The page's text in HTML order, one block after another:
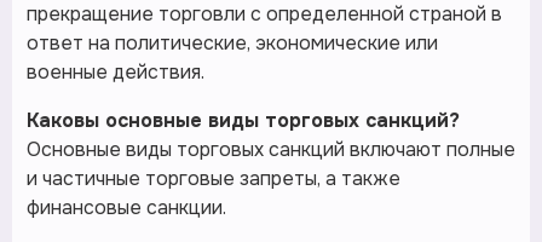
прекращение торговли с определенной страной в
ответ на политические, экономические или
военные действия.
Каковы основные виды торговых санкций?
Основные виды торговых санкций включают полные
и частичные торговые запреты, а также
финансовые санкции.